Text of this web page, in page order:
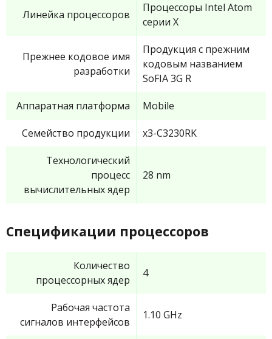
Линейка процессоров
Процессоры Intel Atom
серии X
Прежнее кодовое имя
разработки
Продукция с прежним
кодовым названием
SoFIA 3G R
Аппаратная платформа Mobile
Семейство продукции x3-C3230RK
Технологический
процесс
вычислительных ядер
28 nm
Спецификации процессоров
Количество
процессорных ядер
4
Рабочая частота
сигналов интерфейсов
1.10 GHz